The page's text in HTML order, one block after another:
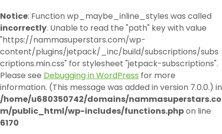
Notice: Function wp_maybe_inline_styles was called
incorrectly. Unable to read the "path" key with value
"https://nammasuperstars.com/wp-
content/plugins/jetpack/_inc/build/subscriptions/subs
criptions.min.css" for stylesheet "jetpack-subscriptions".
Please see Debugging in WordPress for more
information. (This message was added in version 7.0.0.) in
/home/u680350742/domains/nammasuperstars.co
m/public_html/wp-includes/functions.phpon line
6170